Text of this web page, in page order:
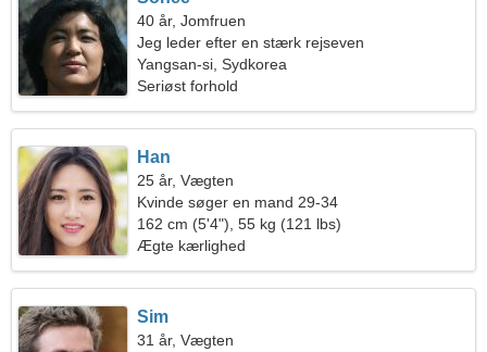
40 år, Jomfruen
Jeg leder efter en stærk rejseven
Yangsan-si, Sydkorea
Seriøst forhold
Han
25 år, Vægten
Kvinde søger en mand 29-34
162 cm (5'4"), 55 kg (121 lbs)
Ægte kærlighed
Sim
31 år, Vægten